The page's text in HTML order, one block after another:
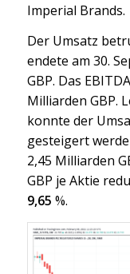
Imperial Brands.
Der Umsatz
endete am 30.
GBP. Das
Milliarden GBP.
konnte der
gesteigert
2,45 Milliarden
GBP je Aktie
9,65 %.